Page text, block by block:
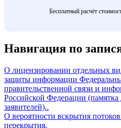
Бесплатный расчёт
Навигация по
О лицензировании отдельных
защиты информации
правительственной связи и
Российской Федерации (памятка
заявителей)..
О вероятности вскрытия
перекрытия.